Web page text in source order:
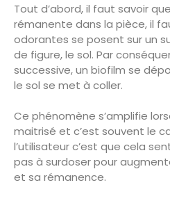
Tout d’abord, il faut savoir
rémanente dans la pièce, il
odorantes se posent sur un
de figure, le sol. Par
successive, un biofilm se
le sol se met à coller.
Ce phénomène s’amplifie
maitrisé et c’est souvent le
l’utilisateur c’est que cela
pas à surdoser pour
et sa rémanence.